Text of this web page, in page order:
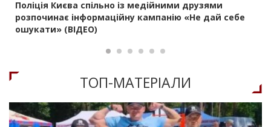
Поліція Києва спільно із медійними друзями
розпочинає інформаційну кампанію «Не дай себе
ошукати» (ВІДЕО)
ТОП-МАТЕРIАЛИ